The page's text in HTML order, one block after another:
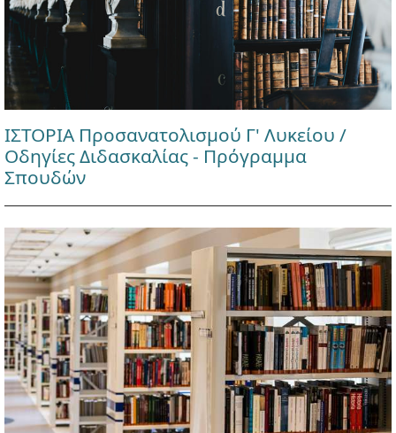
ΙΣΤΟΡΙΑ Προσανατολισμού Γ' Λυκείου /
Οδηγίες Διδασκαλίας - Πρόγραμμα
Σπουδών